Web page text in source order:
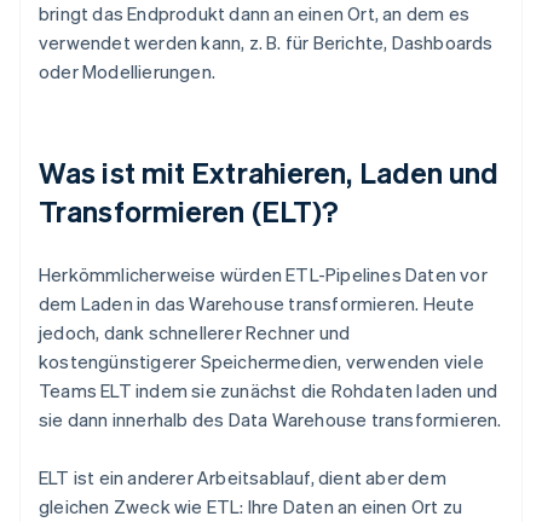
bringt das Endprodukt dann an einen Ort, an dem es
verwendet werden kann, z. B. für Berichte, Dashboards
oder Modellierungen.
Was ist mit Extrahieren, Laden und
Transformieren (ELT)?
Herkömmlicherweise würden ETL-Pipelines Daten vor
dem Laden in das Warehouse transformieren. Heute
jedoch, dank schnellerer Rechner und
kostengünstigerer Speichermedien, verwenden viele
Teams ELT indem sie zunächst die Rohdaten laden und
sie dann innerhalb des Data Warehouse transformieren.
ELT ist ein anderer Arbeitsablauf, dient aber dem
gleichen Zweck wie ETL: Ihre Daten an einen Ort zu